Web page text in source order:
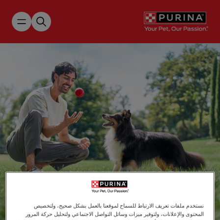
الاستدامة
نستخدم ملفات تعريف الارتباط للسماح لموقعنا بالعمل بشكل صحيح، ولتخصيص
المحتوى والإعلانات، ولتوفير ميزات وسائل التواصل الاجتماعي ولتحليل حركة المرور